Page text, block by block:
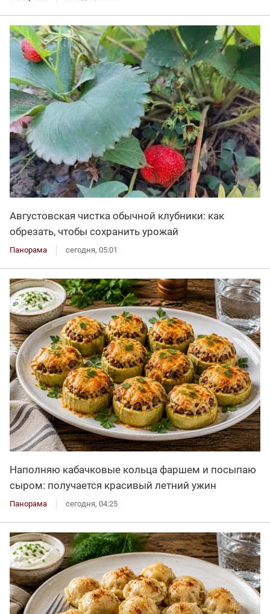
Августовская чистка обычной клубники: как
обрезать, чтобы сохранить урожай
Панорама сегодня, 05:01
Наполняю кабачковые кольца фаршем и посыпаю
сыром: получается красивый летний ужин
Панорама сегодня, 04:25